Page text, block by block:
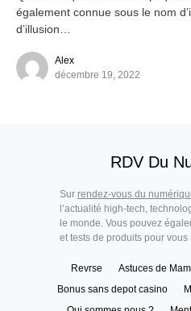
également connue sous le nom
d’illusion…
Alex
décembre 19, 2022
RDV Du
Sur rendez-vous du
l’actualité high-tech,
le monde. Vous pouvez
et tests de produits pour
Revrse Astuces de
Bonus sans depot casino